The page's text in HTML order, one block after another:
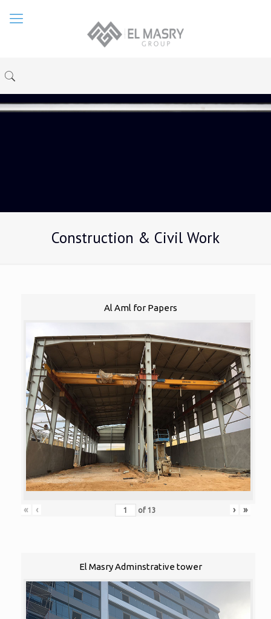
Construction & Civil Work
Al Aml for Papers
« ‹ of 13 › »
El Masry Adminstrative tower